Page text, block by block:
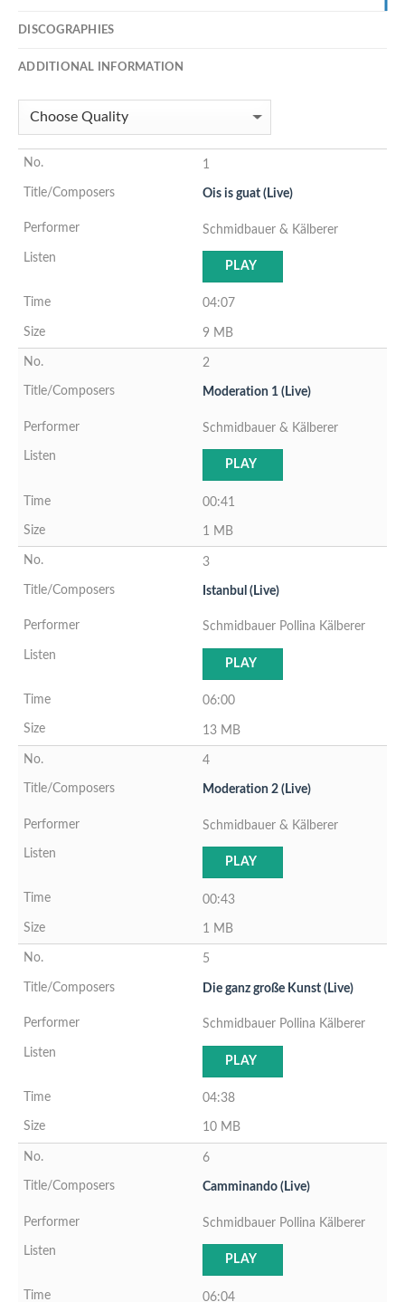
DISCOGRAPHIES
ADDITIONAL INFORMATION
1
Ois is guat (Live)
Schmidbauer & Kälberer
PLAY
04:07
9 MB
2
Moderation 1 (Live)
Schmidbauer & Kälberer
PLAY
00:41
1 MB
3
Istanbul (Live)
Schmidbauer Pollina Kälberer
PLAY
06:00
13 MB
4
Moderation 2 (Live)
Schmidbauer & Kälberer
PLAY
00:43
1 MB
5
Die ganz große Kunst (Live)
Schmidbauer Pollina Kälberer
PLAY
04:38
10 MB
6
Camminando (Live)
Schmidbauer Pollina Kälberer
PLAY
06:04